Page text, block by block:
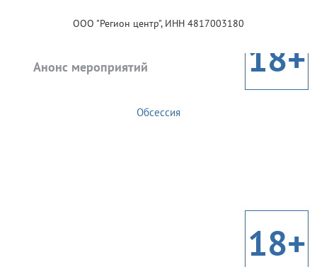
ООО "Регион центр", ИНН 4817003180
Анонс мероприятий 18+
Обсессия
18+